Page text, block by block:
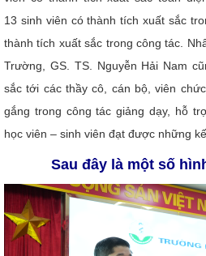
13 sinh viên có thành tích xuất sắc
thành tích xuất sắc trong công tác.
Trường, GS. TS. Nguyễn Hải Nam
sắc tới các thầy cô, cán bộ, viên
gắng trong công tác giảng dạy, hỗ
học viên – sinh viên đạt được những
Sau đây là một số